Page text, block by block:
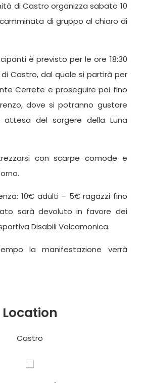
di Castro organizza sabato 10
di gruppo al chiaro di
è previsto per le ore 18:30
Castro, dal quale si partirà per
Cerrete e proseguire poi fino
dove si potranno gustare
del sorgere della Luna
con scarpe comode e
10€ adulti – 5€ ragazzi fino
sarà devoluto in favore dei
Disabili Valcamonica.
la manifestazione verrà
Location
Castro